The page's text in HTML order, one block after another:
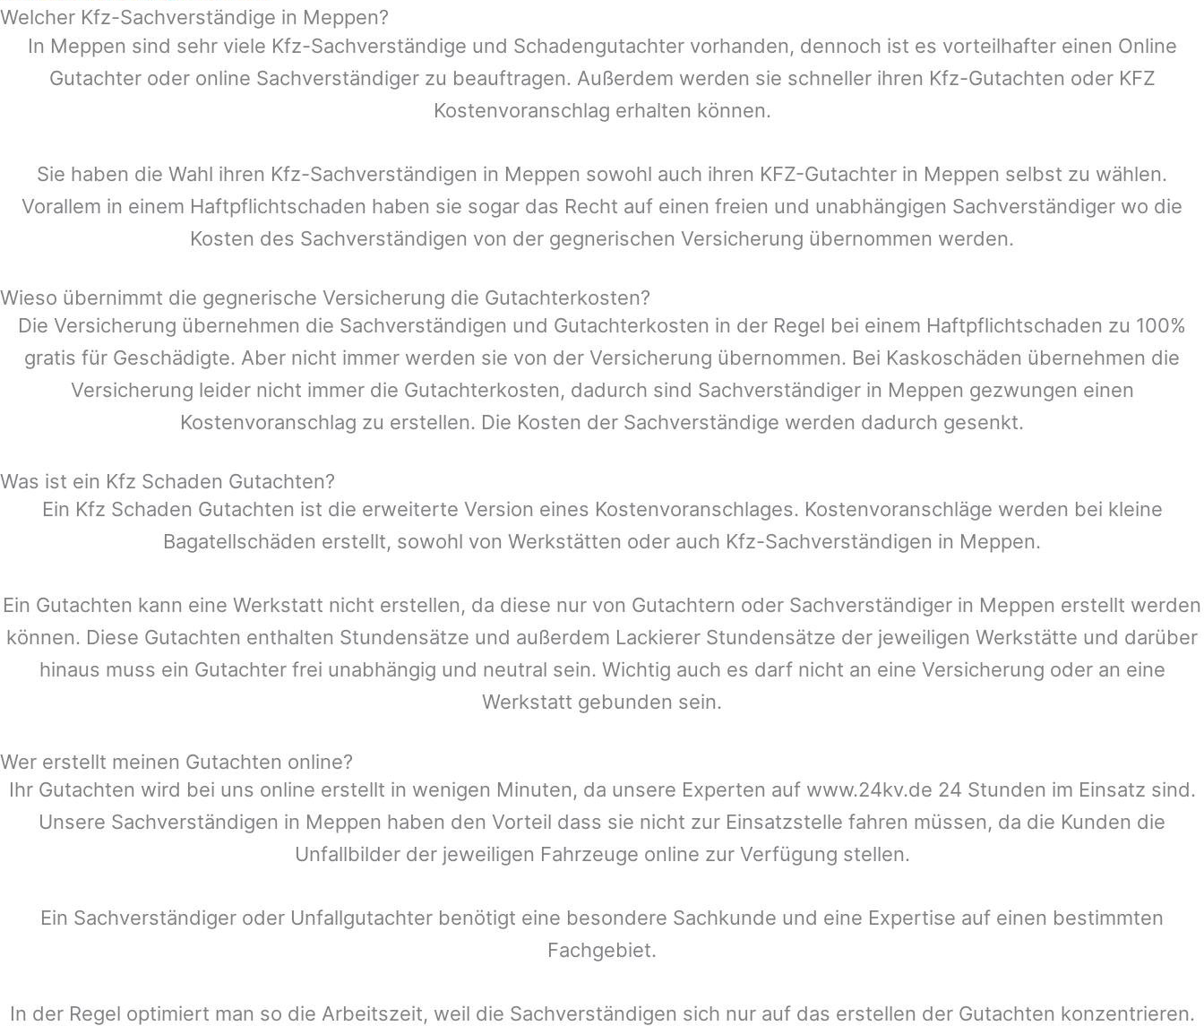
Welcher Kfz-Sachverständige in Meppen?
In Meppen sind sehr viele Kfz-Sachverständige und Schadengutachter vorhanden, dennoch ist es vorteilhafter einen Online
Gutachter oder online Sachverständiger zu beauftragen. Außerdem werden sie schneller ihren Kfz-Gutachten oder KFZ
Kostenvoranschlag erhalten können.
Sie haben die Wahl ihren Kfz-Sachverständigen in Meppen sowohl auch ihren KFZ-Gutachter in Meppen selbst zu wählen.
Vorallem in einem Haftpflichtschaden haben sie sogar das Recht auf einen freien und unabhängigen Sachverständiger wo die
Kosten des Sachverständigen von der gegnerischen Versicherung übernommen werden.
Wieso übernimmt die gegnerische Versicherung die Gutachterkosten?
Die Versicherung übernehmen die Sachverständigen und Gutachterkosten in der Regel bei einem Haftpflichtschaden zu 100%
gratis für Geschädigte. Aber nicht immer werden sie von der Versicherung übernommen. Bei Kaskoschäden übernehmen die
Versicherung leider nicht immer die Gutachterkosten, dadurch sind Sachverständiger in Meppen gezwungen einen
Kostenvoranschlag zu erstellen. Die Kosten der Sachverständige werden dadurch gesenkt.
Was ist ein Kfz Schaden Gutachten?
Ein Kfz Schaden Gutachten ist die erweiterte Version eines Kostenvoranschlages. Kostenvoranschläge werden bei kleine
Bagatellschäden erstellt, sowohl von Werkstätten oder auch Kfz-Sachverständigen in Meppen.
Ein Gutachten kann eine Werkstatt nicht erstellen, da diese nur von Gutachtern oder Sachverständiger in Meppen erstellt werden
können. Diese Gutachten enthalten Stundensätze und außerdem Lackierer Stundensätze der jeweiligen Werkstätte und darüber
hinaus muss ein Gutachter frei unabhängig und neutral sein. Wichtig auch es darf nicht an eine Versicherung oder an eine
Werkstatt gebunden sein.
Wer erstellt meinen Gutachten online?
Ihr Gutachten wird bei uns online erstellt in wenigen Minuten, da unsere Experten auf www.24kv.de 24 Stunden im Einsatz sind.
Unsere Sachverständigen in Meppen haben den Vorteil dass sie nicht zur Einsatzstelle fahren müssen, da die Kunden die
Unfallbilder der jeweiligen Fahrzeuge online zur Verfügung stellen.
Ein Sachverständiger oder Unfallgutachter benötigt eine besondere Sachkunde und eine Expertise auf einen bestimmten
Fachgebiet.
In der Regel optimiert man so die Arbeitszeit, weil die Sachverständigen sich nur auf das erstellen der Gutachten konzentrieren.